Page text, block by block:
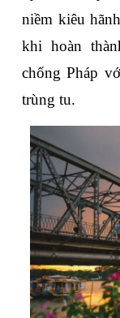
niềm kiêu
khi hoàn
chống Pháp
trùng tu.